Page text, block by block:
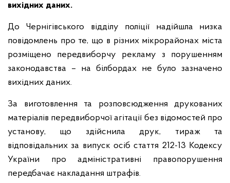
вихідних даних.
До Чернігівського відділу поліції надійшла низка
повідомлень про те, що в різних мікрорайонах міста
розміщено передвиборчу рекламу з порушенням
законодавства – на білбордах не було зазначено
вихідних даних.
За виготовлення та розповсюдження друкованих
матеріалів передвиборчої агітації без відомостей про
установу, що здійснила друк, тираж та
відповідальних за випуск осіб стаття 212-13 Кодексу
України про адміністративні правопорушення
передбачає накладання штрафів.